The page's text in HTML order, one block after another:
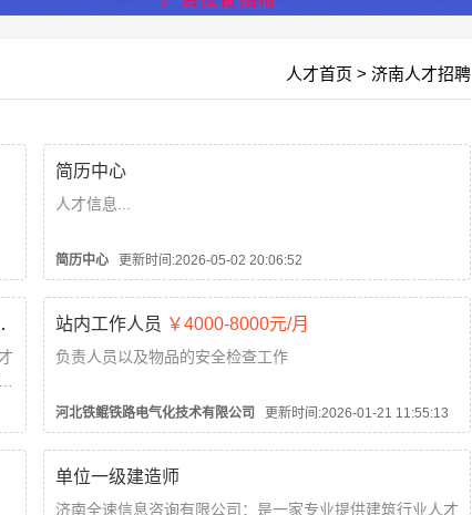
人才首页 > 济南人才招聘
简历中心
人才信息...
简历中心更新时间:2026-05-02 20:06:52
资质两本 5000-10000元/月
...
站内工作人员 ￥4000-8000元/月
负责人员以及物品的安全检查工作
17--30周，男女不限，无纹身无前科
每天八小时，单休...
河北铁鲲铁路电气化技术有限公司 更新时间:2026-01-21 11:55:13
单位一级建造师
济南全速信息咨询有限公司：是一家专业提供建筑行业人才